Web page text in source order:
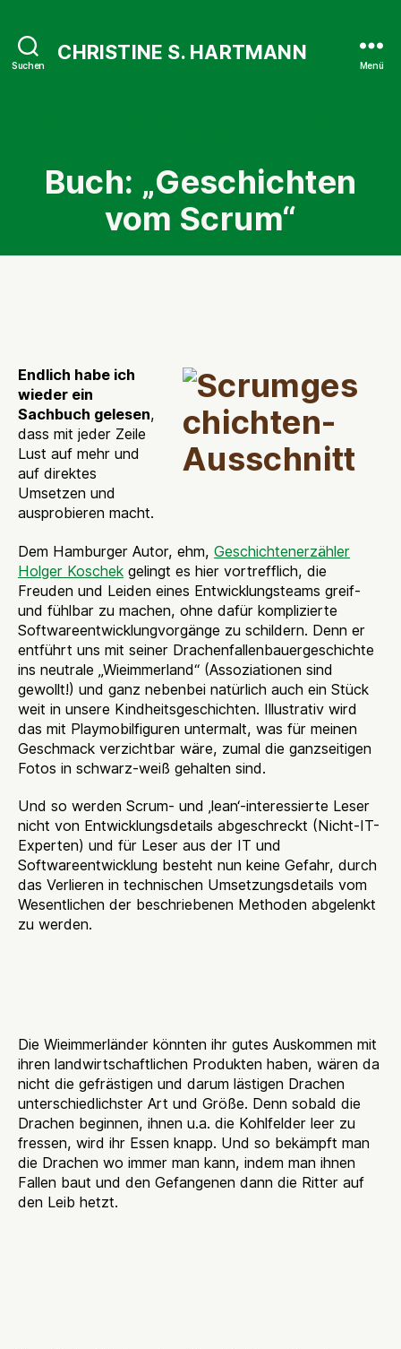
Suchen
CHRISTINE S. HARTMANN
Menü
Buch: „Geschichten
vom Scrum“
Endlich habe ich
wieder ein
Sachbuch gelesen,
dass mit jeder Zeile
Lust auf mehr und
auf direktes
Umsetzen und
ausprobieren macht.
Dem Hamburger Autor, ehm, Geschichtenerzähler
Holger Koschek gelingt es hier vortrefflich, die
Freuden und Leiden eines Entwicklungsteams greif-
und fühlbar zu machen, ohne dafür komplizierte
Softwareentwicklungvorgänge zu schildern. Denn er
entführt uns mit seiner Drachenfallenbauergeschichte
ins neutrale „Wieimmerland“ (Assoziationen sind
gewollt!) und ganz nebenbei natürlich auch ein Stück
weit in unsere Kindheitsgeschichten. Illustrativ wird
das mit Playmobilfiguren untermalt, was für meinen
Geschmack verzichtbar wäre, zumal die ganzseitigen
Fotos in schwarz-weiß gehalten sind.
Und so werden Scrum- und ‚lean‘-interessierte Leser
nicht von Entwicklungsdetails abgeschreckt (Nicht-IT-
Experten) und für Leser aus der IT und
Softwareentwicklung besteht nun keine Gefahr, durch
das Verlieren in technischen Umsetzungsdetails vom
Wesentlichen der beschriebenen Methoden abgelenkt
zu werden.
Die Wieimmerländer könnten ihr gutes Auskommen mit
ihren landwirtschaftlichen Produkten haben, wären da
nicht die gefrästigen und darum lästigen Drachen
unterschiedlichster Art und Größe. Denn sobald die
Drachen beginnen, ihnen u.a. die Kohlfelder leer zu
fressen, wird ihr Essen knapp. Und so bekämpft man
die Drachen wo immer man kann, indem man ihnen
Fallen baut und den Gefangenen dann die Ritter auf
den Leib hetzt.